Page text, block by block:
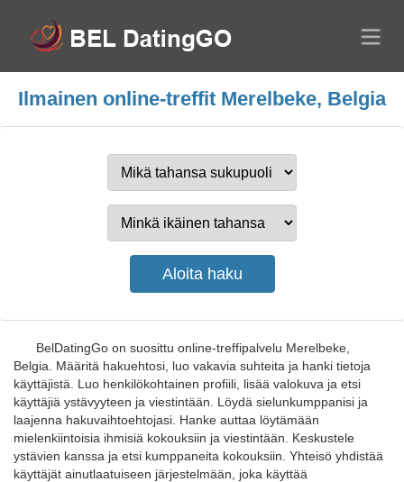
Ilmainen online-treffit Merelbeke, Belgia
BelDatingGo on suosittu online-treffipalvelu Merelbeke,
Belgia. Määritä hakuehtosi, luo vakavia suhteita ja hanki tietoja
käyttäjistä. Luo henkilökohtainen profiili, lisää valokuva ja etsi
käyttäjiä ystävyyteen ja viestintään. Löydä sielunkumppanisi ja
laajenna hakuvaihtoehtojasi. Hanke auttaa löytämään
mielenkiintoisia ihmisiä kokouksiin ja viestintään. Keskustele
ystävien kanssa ja etsi kumppaneita kokouksiin. Yhteisö yhdistää
käyttäjät ainutlaatuiseen järjestelmään, joka käyttää